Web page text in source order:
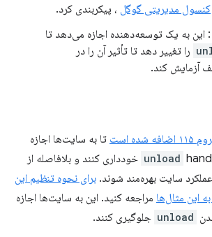
کنسول مدیریتی گوگل ، پیکربندی کرد.
: این به یک توسعه‌دهنده اجازه می‌دهد تا
را تغییر دهد تا تأثیر آن را در
آزمایش کند.
شده است
تا به سایت‌ها اجازه
unload handlers خودداری کنند و بلافاصله از
برای نحوه تنظیم این
این مثال‌ها مراجعه کنید. این به سایت‌ها اجازه
unload جلوگیری کنند.